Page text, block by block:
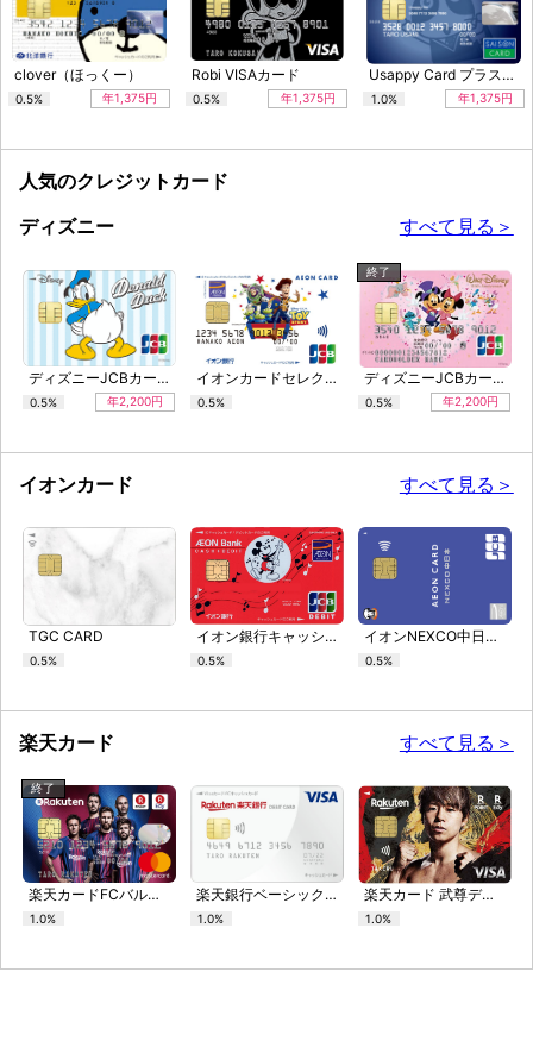
clover（ほっくー）
0.5% 年1,375円
Robi VISAカード
0.5% 年1,375円
Usappy Card プラス＋（うさっぴぃデザイン）
1.0% 年1,375円
人気のクレジットカード
ディズニー
すべて見る＞
ディズニーJCBカード（ドナルドダック）
0.5% 年2,200円
イオンカードセレクト（トイ・ストーリー デザイン）
0.5%
ディズニーJCBカード「ウォルト・ディズニー生誕110周年記念」
0.5% 年2,200円
終了
イオンカード すべて見る＞
TGC CARD
0.5%
イオン銀行キャッシュ＋デビット（ディズニー・デザイン）
0.5%
イオンNEXCO中日本カード（WAON一体型）
0.5%
楽天カード すべて見る＞
楽天カードFCバルセロナデザイン（プレイヤーデザイン）
1.0%
終了
楽天銀行ベーシックデビットカード
1.0%
楽天カード 武尊デザイン
1.0%